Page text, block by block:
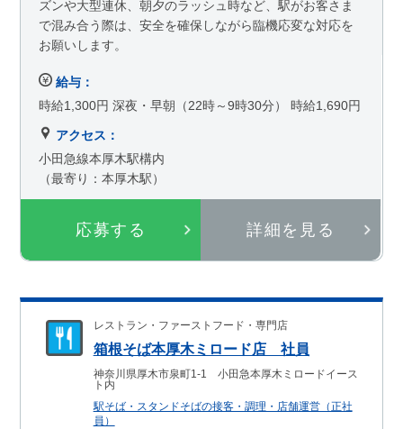
応募する 詳細を見る
ズンや大型連休、朝夕のラッシュ時など、駅がお客さま
で混み合う際は、安全を確保しながら臨機応変な対応を
お願いします。
給与：
時給1,300円 深夜・早朝（22時～9時30分） 時給1,690円
アクセス：
小田急線本厚木駅構内
（最寄り：本厚木駅）
レストラン・ファーストフード・専門店
箱根そば本厚木ミロード店 社員
神奈川県厚木市泉町1-1 小田急本厚木ミロードイース
ト内
駅そば・スタンドそばの接客・調理・店舗運営（正社
員）